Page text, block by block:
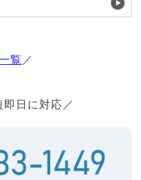
覧 ／
即日に対応／